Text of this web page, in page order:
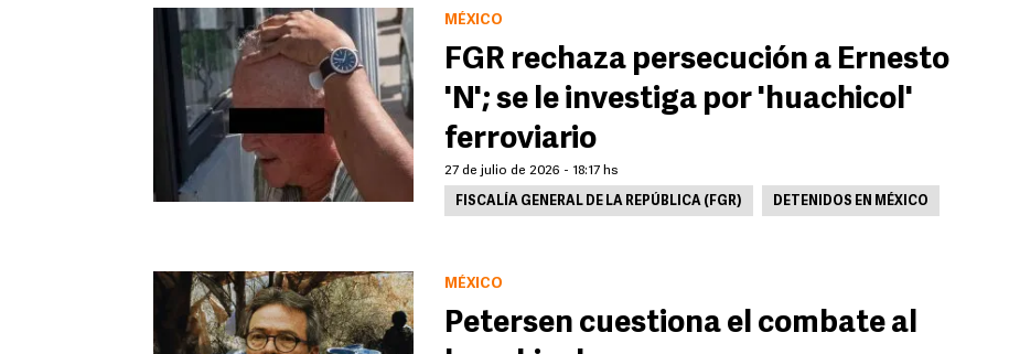
MÉXICO
FGR rechaza persecución a Ernesto
'N'; se le investiga por 'huachicol'
ferroviario
27 de julio de 2026 - 18:17 hs
FISCALÍA GENERAL DE LA REPÚBLICA (FGR) DETENIDOS EN MÉXICO
MÉXICO
Petersen cuestiona el combate al